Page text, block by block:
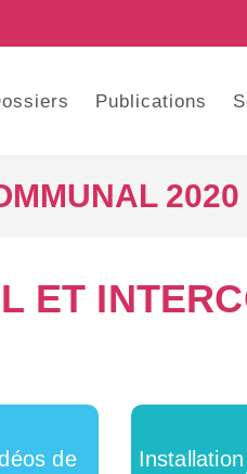
Publications
2020
ET
de